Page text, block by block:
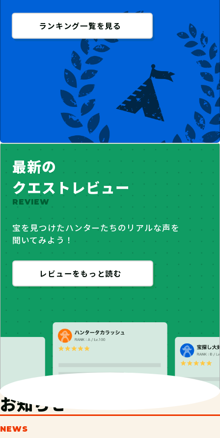
ランキング一覧を見る
最新の
クエストレビュー
REVIEW
宝を見つけたハンターたちのリアルな声を
聞いてみよう！
レビューをもっと読む
お知らせ
NEWS